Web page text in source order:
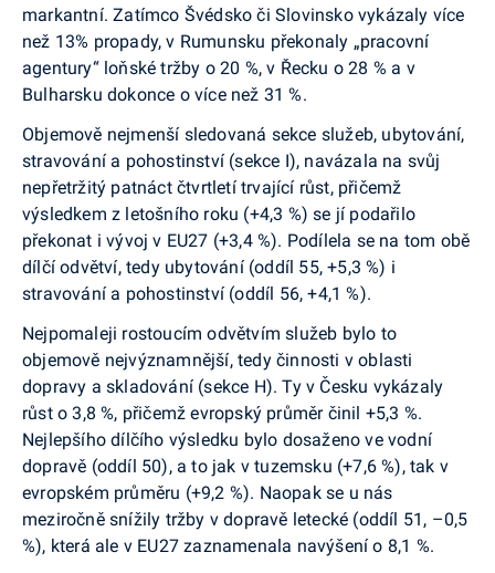
markantní. Zatímco Švédsko či Slovinsko vykázaly více
než 13% propady, v Rumunsku překonaly „pracovní
agentury“ loňské tržby o 20 %, v Řecku o 28 % a v
Bulharsku dokonce o více než 31 %.
Objemově nejmenší sledovaná sekce služeb, ubytování,
stravování a pohostinství (sekce I), navázala na svůj
nepřetržitý patnáct čtvrtletí trvající růst, přičemž
výsledkem z letošního roku (+4,3 %) se jí podařilo
překonat i vývoj v EU27 (+3,4 %). Podílela se na tom obě
dílčí odvětví, tedy ubytování (oddíl 55, +5,3 %) i
stravování a pohostinství (oddíl 56, +4,1 %).
Nejpomaleji rostoucím odvětvím služeb bylo to
objemově nejvýznamnější, tedy činnosti v oblasti
dopravy a skladování (sekce H). Ty v Česku vykázaly
růst o 3,8 %, přičemž evropský průměr činil +5,3 %.
Nejlepšího dílčího výsledku bylo dosaženo ve vodní
dopravě (oddíl 50), a to jak v tuzemsku (+7,6 %), tak v
evropském průměru (+9,2 %). Naopak se u nás
meziročně snížily tržby v dopravě letecké (oddíl 51, –0,5
%), která ale v EU27 zaznamenala navýšení o 8,1 %.